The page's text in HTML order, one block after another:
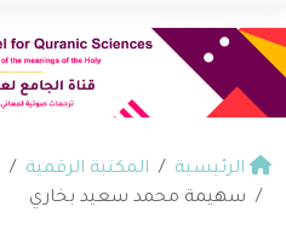
الرئيسية المكتبة الرقمية
سهيمة محمد سعيد بخاري